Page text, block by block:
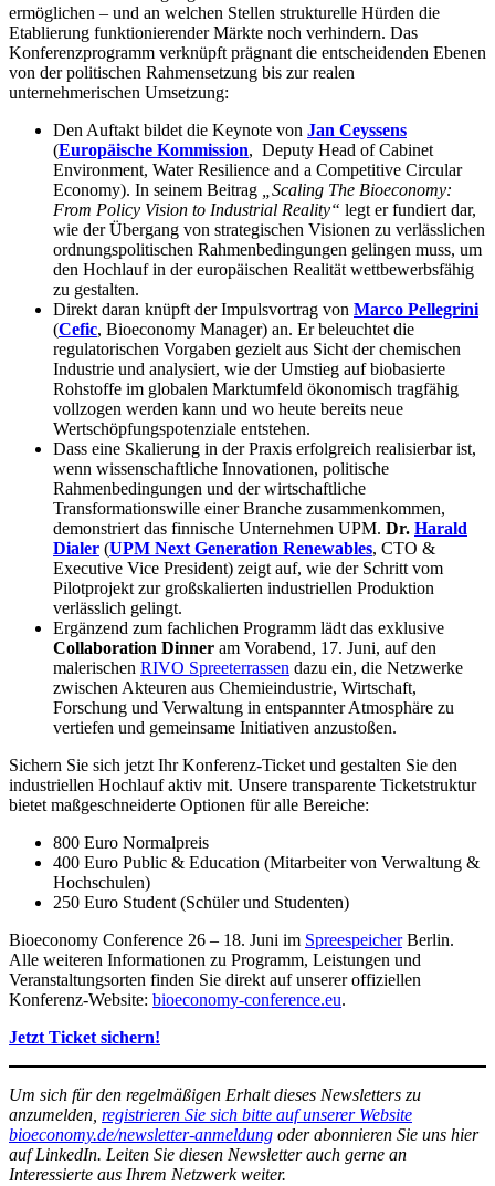
ermöglichen – und an welchen Stellen strukturelle Hürden die
Etablierung funktionierender Märkte noch verhindern. Das
Konferenzprogramm verknüpft prägnant die entscheidenden Ebenen
von der politischen Rahmensetzung bis zur realen
unternehmerischen Umsetzung:
Den Auftakt bildet die Keynote von Jan Ceyssens
(Europäische Kommission, Deputy Head of Cabinet
Environment, Water Resilience and a Competitive Circular
Economy). In seinem Beitrag „Scaling The Bioeconomy:
From Policy Vision to Industrial Reality“ legt er fundiert dar,
wie der Übergang von strategischen Visionen zu verlässlichen
ordnungspolitischen Rahmenbedingungen gelingen muss, um
den Hochlauf in der europäischen Realität wettbewerbsfähig
zu gestalten.
Direkt daran knüpft der Impulsvortrag von Marco Pellegrini
(Cefic, Bioeconomy Manager) an. Er beleuchtet die
regulatorischen Vorgaben gezielt aus Sicht der chemischen
Industrie und analysiert, wie der Umstieg auf biobasierte
Rohstoffe im globalen Marktumfeld ökonomisch tragfähig
vollzogen werden kann und wo heute bereits neue
Wertschöpfungspotenziale entstehen.
Dass eine Skalierung in der Praxis erfolgreich realisierbar ist,
wenn wissenschaftliche Innovationen, politische
Rahmenbedingungen und der wirtschaftliche
Transformationswille einer Branche zusammenkommen,
demonstriert das finnische Unternehmen UPM. Dr. Harald
Dialer (UPM Next Generation Renewables, CTO &
Executive Vice President) zeigt auf, wie der Schritt vom
Pilotprojekt zur großskalierten industriellen Produktion
verlässlich gelingt.
Ergänzend zum fachlichen Programm lädt das exklusive
Collaboration Dinner am Vorabend, 17. Juni, auf den
malerischen RIVO Spreeterrassen dazu ein, die Netzwerke
zwischen Akteuren aus Chemieindustrie, Wirtschaft,
Forschung und Verwaltung in entspannter Atmosphäre zu
vertiefen und gemeinsame Initiativen anzustoßen.
Sichern Sie sich jetzt Ihr Konferenz-Ticket und gestalten Sie den
industriellen Hochlauf aktiv mit. Unsere transparente Ticketstruktur
bietet maßgeschneiderte Optionen für alle Bereiche:
800 Euro Normalpreis
400 Euro Public & Education (Mitarbeiter von Verwaltung &
Hochschulen)
250 Euro Student (Schüler und Studenten)
Bioeconomy Conference 26 – 18. Juni im SpreespeicherBerlin.
Alle weiteren Informationen zu Programm, Leistungen und
Veranstaltungsorten finden Sie direkt auf unserer offiziellen
Konferenz-Website: bioeconomy-conference.eu.
Jetzt Ticket sichern!
Um sich für den regelmäßigen Erhalt dieses Newsletters zu
anzumelden, registrieren Sie sich bitte auf unserer Website
bioeconomy.de/newsletter-anmeldung oder abonnieren Sie uns hier
auf LinkedIn. Leiten Sie diesen Newsletter auch gerne an
Interessierte aus Ihrem Netzwerk weiter.